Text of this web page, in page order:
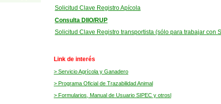
Solicitud Clave Registro Apícola
Consulta DIIO/RUP
Solicitud Clave Registro transportista (sólo para trabajar con
Link de interés
> Servicio Agrícola y Ganadero
> Programa Oficial de Trazabilidad Animal
> Formularios, Manual de Usuario SIPEC y otrosl